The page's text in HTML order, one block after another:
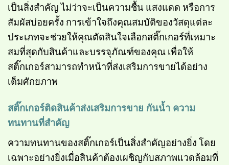
เป็นสิ่งสำคัญ ไม่ว่าจะเป็นความชื้น แสงแดด หรือการ
สัมผัสบ่อยครั้ง การเข้าใจถึงคุณสมบัติของวัสดุแต่ละ
ประเภทจะช่วยให้คุณตัดสินใจเลือกสติ๊กเกอร์ที่เหมาะ
สมที่สุดกับสินค้าและบรรจุภัณฑ์ของคุณ เพื่อให้
สติ๊กเกอร์สามารถทำหน้าที่ส่งเสริมการขายได้อย่าง
เต็มศักยภาพ
สติ๊กเกอร์ติดสินค้าส่งเสริมการขาย กันน้ำ ความ
ทนทานที่สำคัญ
ความทนทานของสติ๊กเกอร์เป็นสิ่งสำคัญอย่างยิ่ง โดย
เฉพาะอย่างยิ่งเมื่อสินค้าต้องเผชิญกับสภาพแวดล้อมที่